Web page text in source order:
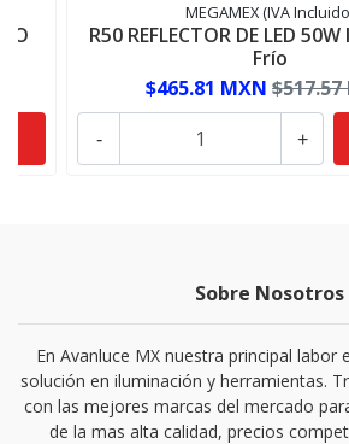
MEGAMEX (IVA
R50 REFLECTOR DE LED
Frío
$465.81 MXN
+
-
Sobre Nosotros
En Avanluce MX nuestra principal labor
solución en iluminación y herramientas.
con las mejores marcas del mercado
de la mas alta calidad, precios